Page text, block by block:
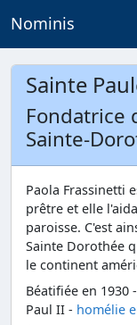
Nominis
Sainte
Fondatrice
Sainte-
Paola Frassinetti
prêtre et elle
paroisse. C'est
Sainte Dorothée
le continent
Béatifiée en 1930
Paul II - homélie